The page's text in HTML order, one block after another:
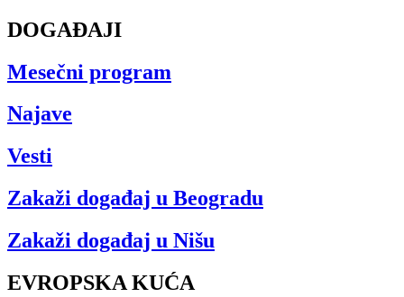
DOGAĐAJI
Mesečni program
Najave
Vesti
Zakaži događaj u Beogradu
Zakaži događaj u Nišu
EVROPSKA KUĆA